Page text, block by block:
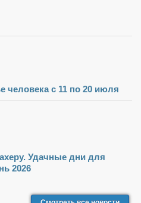
человека с 11 по 20 июля
Удачные дни для
2026